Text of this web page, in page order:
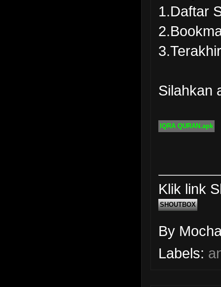
1.Daftar
Silahkan
IQRA QURAN.apk
Klik link
SHOUTBOX
By
Labels: